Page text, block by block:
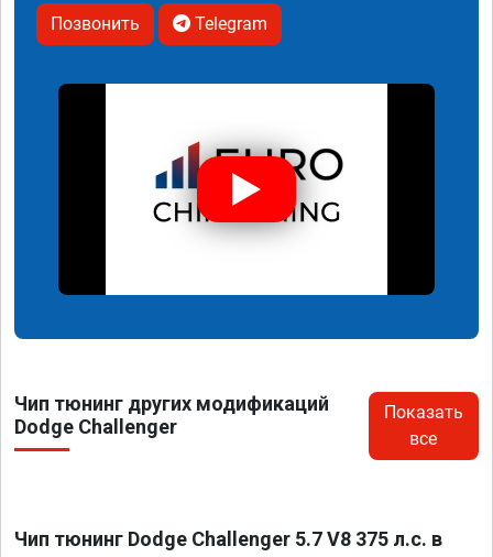
Позвонить Telegram
Чип тюнинг других модификаций
Dodge Challenger
Показать
все
Чип тюнинг Dodge Challenger 5.7 V8 375 л.с. в